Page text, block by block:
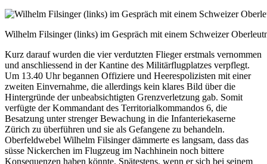
Wilhelm Filsinger (links) im Gespräch mit einem Schweizer
Kurz darauf wurden die vier verdutzten Flieger erstmals vernommen
und anschliessend in der Kantine des Militärflugplatzes verpflegt.
Um 13.40 Uhr begannen Offiziere und Heerespolizisten mit einer
zweiten Einvernahme, die allerdings kein klares Bild über die
Hintergründe der unbeabsichtigten Grenzverletzung gab. Somit
verfügte der Kommandant des Territorialkommandos 6, die
Besatzung unter strenger Bewachung in die Infanteriekaserne
Zürich zu überführen und sie als Gefangene zu behandeln.
Oberfeldwebel Wilhelm Filsinger dämmerte es langsam, dass das
süsse Nickerchen im Flugzeug im Nachhinein noch bittere
Konsequenzen haben könnte. Spätestens, wenn er sich bei seinem